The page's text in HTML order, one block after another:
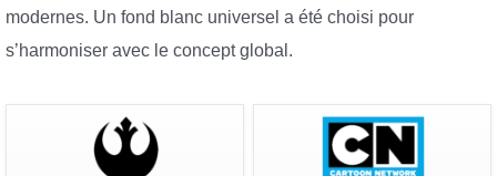
modernes. Un fond blanc universel a été choisi pour
s’harmoniser avec le concept global.